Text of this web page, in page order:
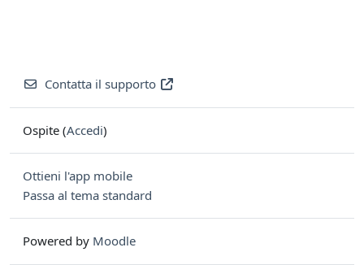
Contatta il supporto
Ospite (Accedi)
Ottieni l'app mobile
Passa al tema standard
Powered by Moodle